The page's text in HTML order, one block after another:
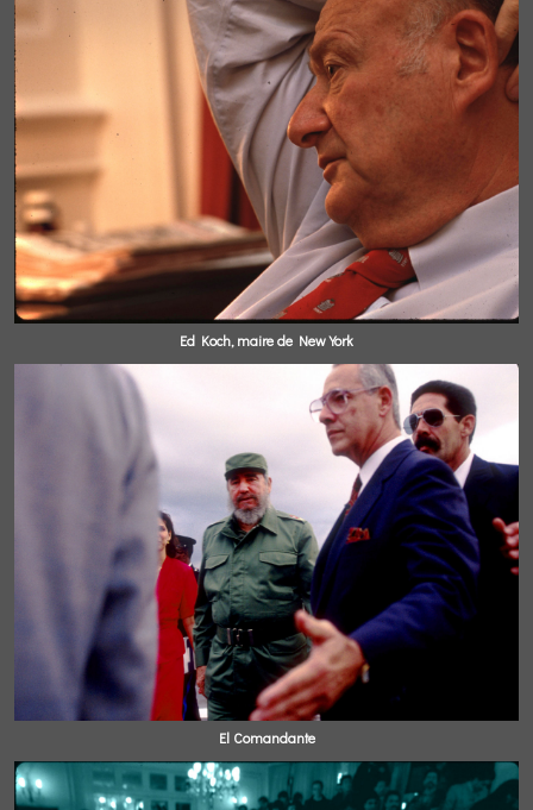
Ed Koch, maire de New York
El Comandante